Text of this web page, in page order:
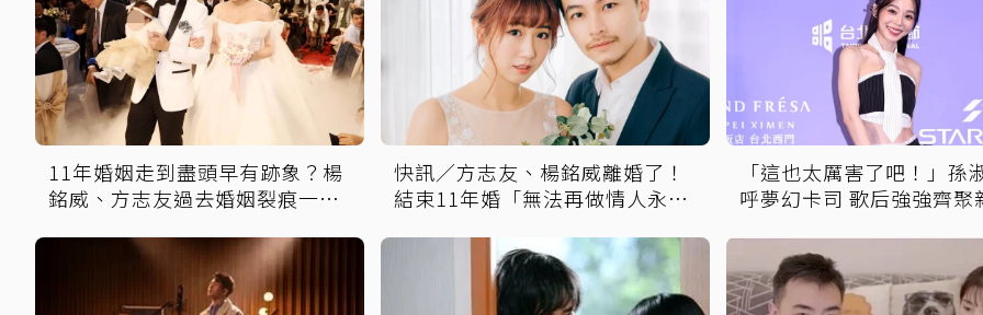
11年婚姻走到盡頭早有跡象？楊
銘威、方志友過去婚姻裂痕一次
快訊／方志友、楊銘威離婚了！
結束11年婚「無法再做情人永遠
「這也太厲害了吧！」孫
呼夢幻卡司 歌后強強齊聚